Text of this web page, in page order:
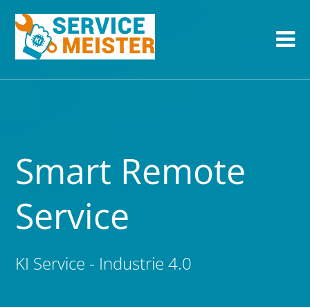
Smart Remote
Service
KI Service - Industrie 4.0